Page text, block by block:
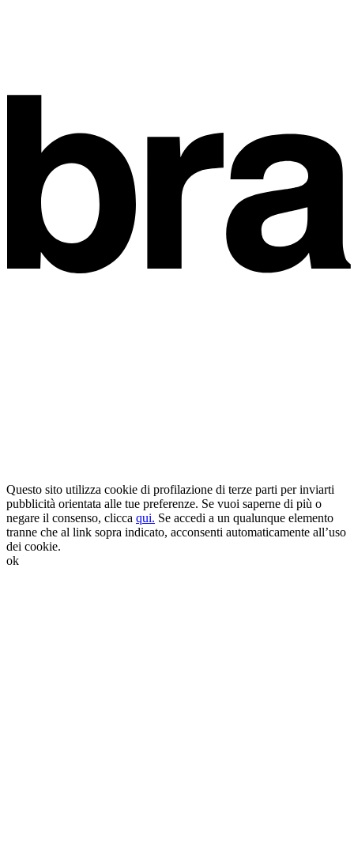
Questo sito utilizza cookie di profilazione di terze parti per inviarti
pubblicità orientata alle tue preferenze. Se vuoi saperne di più o
negare il consenso, clicca qui. Se accedi a un qualunque elemento
tranne che al link sopra indicato, acconsenti automaticamente all’uso
dei cookie.
ok